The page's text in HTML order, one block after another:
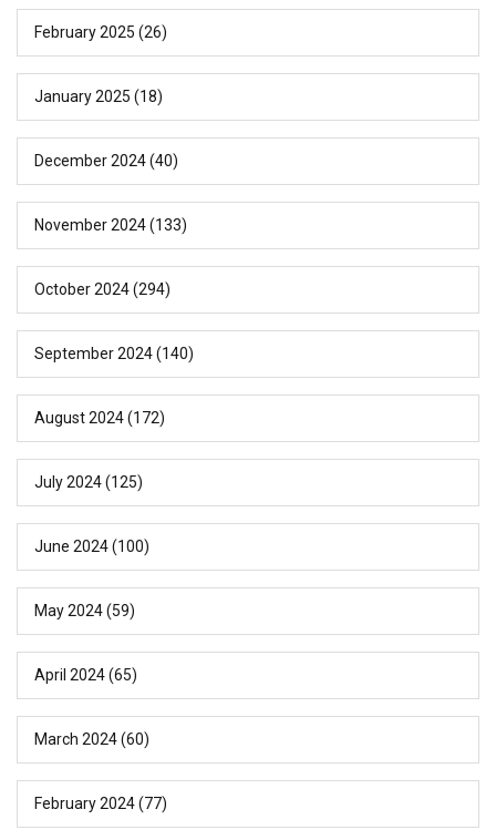
February 2025 (26)
January 2025 (18)
December 2024(40)
November 2024(133)
October 2024(294)
September 2024(140)
August 2024(172)
July 2024(125)
June 2024(100)
May 2024(59)
April 2024(65)
March 2024(60)
February 2024(77)